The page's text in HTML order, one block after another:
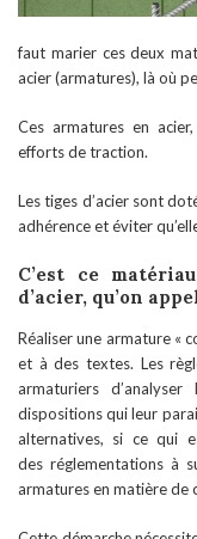
faut marier ces deux
acier (armatures), là où
Ces armatures en
efforts de traction.
Les tiges d’acier sont
adhérence et éviter
C’est ce
d’acier, qu’on
Réaliser une armature «
et à des textes. Les
armaturiers
dispositions qui leur
alternatives, si ce qui
des réglementations à
armatures en matière